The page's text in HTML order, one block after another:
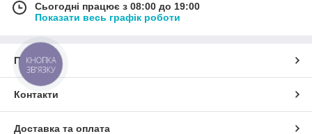
Сьогодні працює з 08:00 до 19:00
Показати весь графік роботи
Про нас
Контакти
Доставка та оплата
КНОПКА
ЗВ'ЯЗКУ